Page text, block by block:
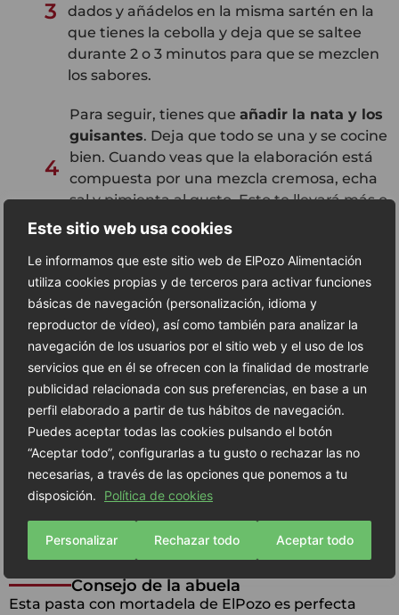
Este sitio web usa cookies
Le informamos que este sitio web de ElPozo Alimentación
utiliza cookies propias y de terceros para activar funciones
básicas de navegación (personalización, idioma y
reproductor de vídeo), así como también para analizar la
navegación de los usuarios por el sitio web y el uso de los
servicios que en él se ofrecen con la finalidad de mostrarle
publicidad relacionada con sus preferencias, en base a un
perfil elaborado a partir de tus hábitos de navegación.
Puedes aceptar todas las cookies pulsando el botón
“Aceptar todo”, configurarlas a tu gusto o rechazar las no
necesarias, a través de las opciones que ponemos a tu
disposición.
Política de cookies
Personalizar Rechazar todo Aceptar todo
3
dados y añádelos en la misma sartén en la
que tienes la cebolla y deja que se saltee
durante 2 o 3 minutos para que se mezclen
los sabores.
4
Para seguir, tienes que añadir la nata y los
guisantes. Deja que todo se una y se cocine
bien. Cuando veas que la elaboración está
compuesta por una mezcla cremosa, echa
sal y pimienta al gusto. Esto te llevará más o
menos unos 8 minutos.
5
Llega el momento de unirlo todo. En esta
mezclavierte la pastaque ya has escurrido
previamente y remuévelo todo muy bien. Si
notas que necesita un poco más de
consistencia, puedes añadir un vaso del
agua de la cocción de la pasta.
6
Para servirlo, coge un plato hondo de los
más bonitos que tengas y echa la pasta con
cuidado. Ralla un poco de parmesano
encima de ella y, si quieres un toque aún
más especial, coloca un par de hojas de
Consejo de la abuela
Esta pasta con mortadela de ElPozo es perfecta